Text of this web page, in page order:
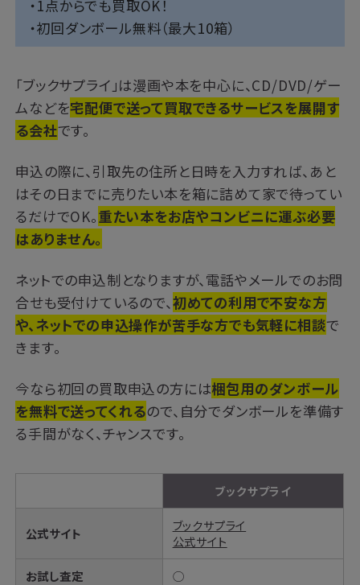
・1点からでも買取OK！
・初回ダンボール無料（最大10箱）
「ブックサプライ」は漫画や本を中心に、CD/DVD/ゲー
ムなどを宅配便で送って買取できるサービスを展開す
る会社です。
申込の際に、引取先の住所と日時を入力すれば、あと
はその日までに売りたい本を箱に詰めて家で待ってい
るだけでOK。重たい本をお店やコンビニに運ぶ必要
はありません。
ネットでの申込制となりますが、電話やメールでのお問
合せも受付けているので、初めての利用で不安な方
や、ネットでの申込操作が苦手な方でも気軽に相談で
きます。
今なら初回の買取申込の方には梱包用のダンボール
を無料で送ってくれるので、自分でダンボールを準備す
る手間がなく、チャンスです。
ブックサプライ
公式サイト
ブックサプライ
公式サイト
お試し査定 ◯